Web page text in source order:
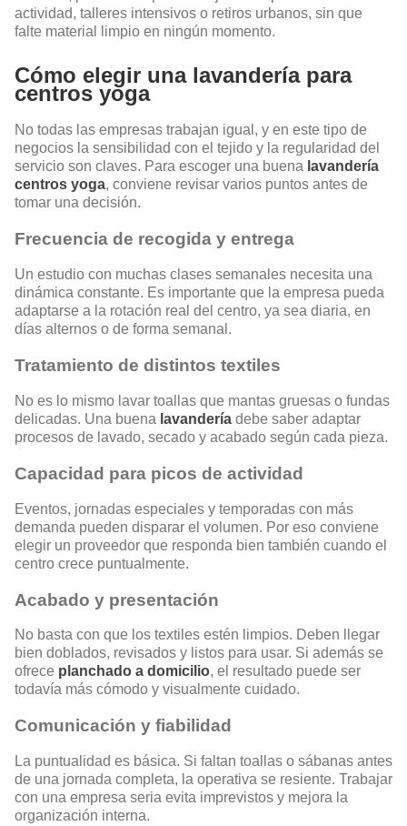
actividad, talleres intensivos o retiros urbanos, sin que
falte material limpio en ningún momento.
Cómo elegir una lavandería para
centros yoga
No todas las empresas trabajan igual, y en este tipo de
negocios la sensibilidad con el tejido y la regularidad del
servicio son claves. Para escoger una buena lavandería
centros yoga, conviene revisar varios puntos antes de
tomar una decisión.
Frecuencia de recogida y entrega
Un estudio con muchas clases semanales necesita una
dinámica constante. Es importante que la empresa pueda
adaptarse a la rotación real del centro, ya sea diaria, en
días alternos o de forma semanal.
Tratamiento de distintos textiles
No es lo mismo lavar toallas que mantas gruesas o fundas
delicadas. Una buena lavandería debe saber adaptar
procesos de lavado, secado y acabado según cada pieza.
Capacidad para picos de actividad
Eventos, jornadas especiales y temporadas con más
demanda pueden disparar el volumen. Por eso conviene
elegir un proveedor que responda bien también cuando el
centro crece puntualmente.
Acabado y presentación
No basta con que los textiles estén limpios. Deben llegar
bien doblados, revisados y listos para usar. Si además se
ofrece planchado a domicilio, el resultado puede ser
todavía más cómodo y visualmente cuidado.
Comunicación y fiabilidad
La puntualidad es básica. Si faltan toallas o sábanas antes
de una jornada completa, la operativa se resiente. Trabajar
con una empresa seria evita imprevistos y mejora la
organización interna.